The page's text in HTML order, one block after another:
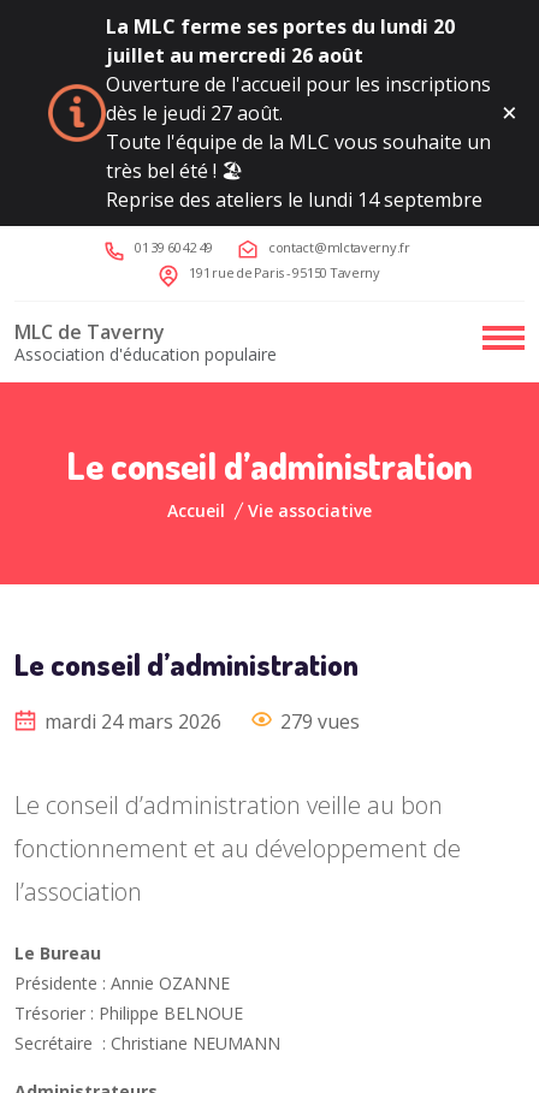
La MLC ferme ses portes du lundi 20
juillet au mercredi 26 août
Ouverture de l'accueil pour les inscriptions
dès le jeudi 27 août.
Toute l'équipe de la MLC vous souhaite un
très bel été ! 🏖️
Reprise des ateliers le lundi 14 septembre
01 39 60 42 49
contact@mlctaverny.fr
191 rue de Paris - 95150 Taverny
MLC de Taverny
Association d'éducation populaire
Le conseil d’administration
Accueil Vie associative
Le conseil d’administration
mardi 24 mars 2026 279 vues
Le conseil d’administration veille au bon
fonctionnement et au développement de
l’association
Le Bureau
Présidente : Annie OZANNE
Trésorier : Philippe BELNOUE
Secrétaire : Christiane NEUMANN